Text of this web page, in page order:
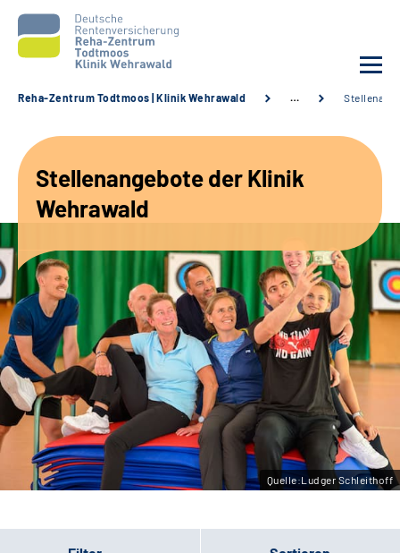
Unsere Angebote
Karriere
Sozialdienste & Zuweisende
Suche
Leichte Sprache
Gebärdensprache
Reha-Zentrum Todtmoos | Klinik Wehrawald …
Stellenangebote der Klinik
Wehrawald
Quelle:Ludger Schleithoff